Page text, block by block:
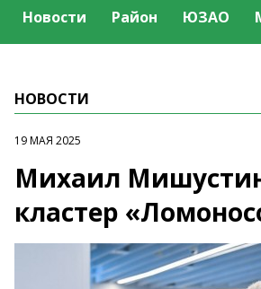
Новости Район ЮЗАО
НОВОСТИ
19 МАЯ 2025
Михаил
кластер